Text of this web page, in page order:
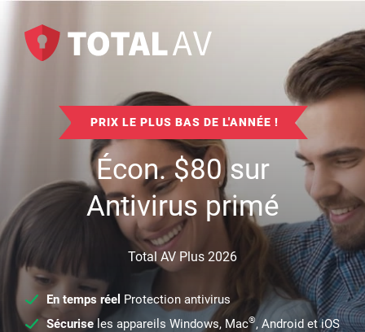
PRIX LE PLUS BAS DE L'ANNÉE !
Écon.$80sur
Antivirus primé
Total AV Plus 2026
En temps réel Protection antivirus
Sécuriseles appareils Windows, Mac®, Android et iOS